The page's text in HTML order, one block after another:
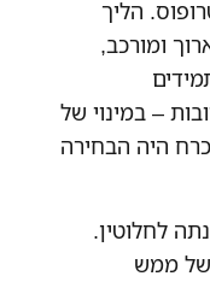
הליך
ומורכב,
– במינוי של
היה הבחירה
לחלוטין.
של ממש